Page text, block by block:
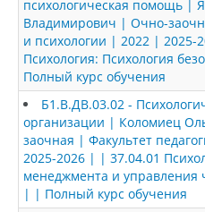
психологическая помощь |
Владимирович | Очно-
и психологии | 2022 | 2025-
Психология: Психология
Полный курс обучения
Б1.В.ДВ.03.02 -
организации | Коломиец
заочная | Факультет
2025-2026 | | 37.04.01
менеджмента и управления
| | Полный курс обучения